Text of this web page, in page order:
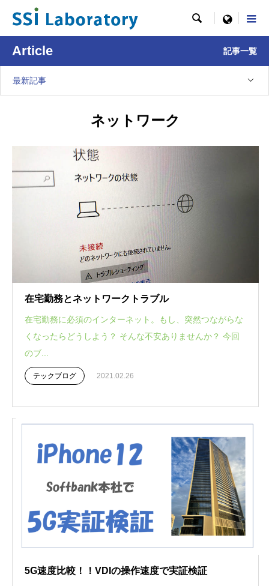
 menu
Article 記事一覧
最新記事
ネットワーク
在宅勤務とネットワークトラブル
在宅勤務に必須のインターネット。もし、突然つながらな
くなったらどうしよう？ そんな不安ありませんか？ 今回
のブ...
テックブログ 2021.02.26
5G速度比較！！VDIの操作速度で実証検証